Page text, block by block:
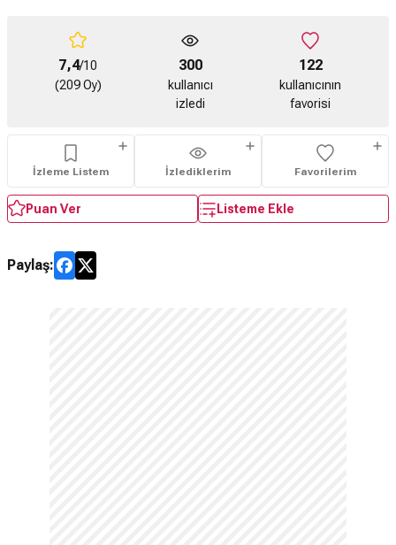
7,4/10
(209 Oy)
300
kullanıcı
izledi
122
kullanıcının
favorisi
İzleme Listem İzlediklerim Favorilerim
Puan Ver Listeme Ekle
Paylaş: